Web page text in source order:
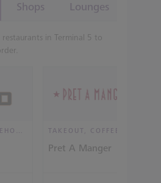
Shops Lounges
in Terminal 5 to
TAKEOUT, COFFEEHOUSE AND CAFÉ
Pret A Manger